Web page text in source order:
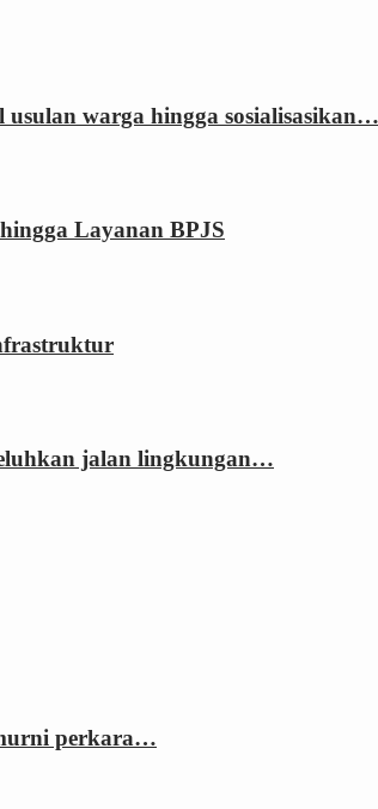
usulan warga hingga sosialisasikan…
Layanan BPJS
jalan lingkungan…
perkara…